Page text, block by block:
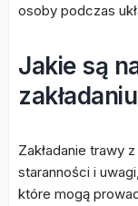
osoby podczas
Jakie są
Zakładanie trawy
staranności i
które mogą